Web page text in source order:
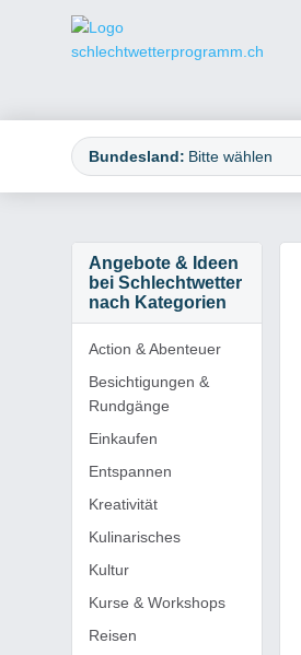
Bundesland: Bitte wählen
Angebote & Ideen
bei Schlechtwetter
nach Kategorien
Action & Abenteuer
Besichtigungen &
Rundgänge
Einkaufen
Entspannen
Kreativität
Kulinarisches
Kultur
Kurse & Workshops
Reisen